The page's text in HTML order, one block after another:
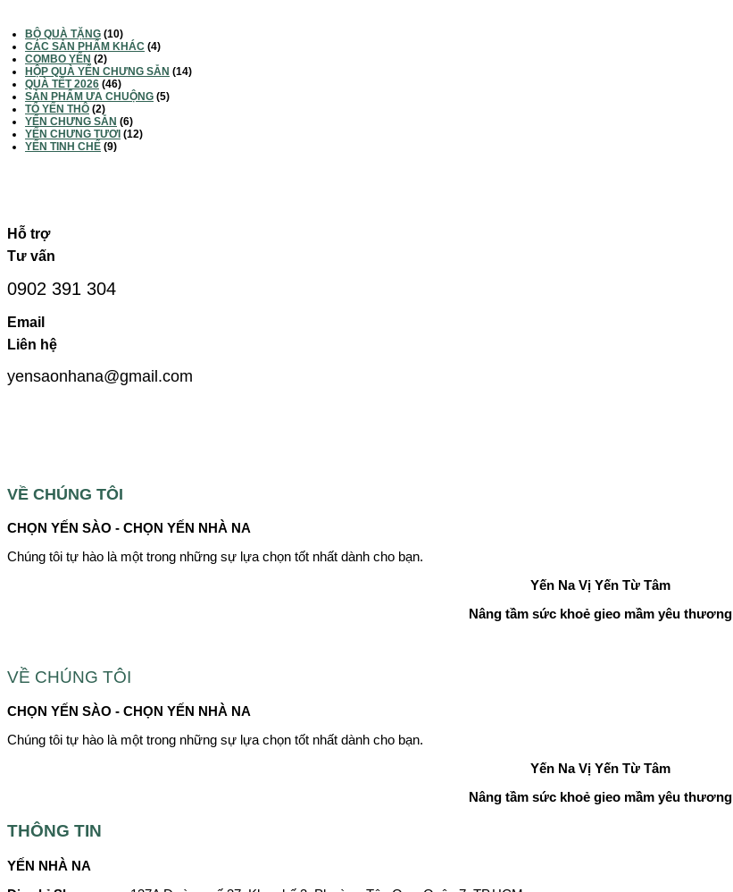
BỘ QUÀ TẶNG (10)
CÁC SẢN PHẨM KHÁC (4)
COMBO YẾN (2)
HỘP QUÀ YẾN CHƯNG SẴN (14)
QUÀ TẾT 2026 (46)
SẢN PHẨM ƯA CHUỘNG (5)
TỔ YẾN THÔ (2)
YẾN CHƯNG SẴN (6)
YẾN CHƯNG TƯƠI (12)
YẾN TINH CHẾ (9)
Hỗ trợ
Tư vấn
0902 391 304
Email
Liên hệ
yensaonhana@gmail.com
VỀ CHÚNG TÔI
CHỌN YẾN SÀO - CHỌN YẾN NHÀ NA
Chúng tôi tự hào là một trong những sự lựa chọn tốt nhất dành cho bạn.
Yến Na Vị Yến Từ Tâm
Nâng tầm sức khoẻ gieo mầm yêu thương
VỀ CHÚNG TÔI
CHỌN YẾN SÀO - CHỌN YẾN NHÀ NA
Chúng tôi tự hào là một trong những sự lựa chọn tốt nhất dành cho bạn.
Yến Na Vị Yến Từ Tâm
Nâng tầm sức khoẻ gieo mầm yêu thương
THÔNG TIN
YẾN NHÀ NA